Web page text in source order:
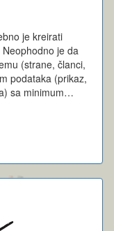
je kreirati
je da
(strane, članci,
podataka (prikaz,
sa minimum…